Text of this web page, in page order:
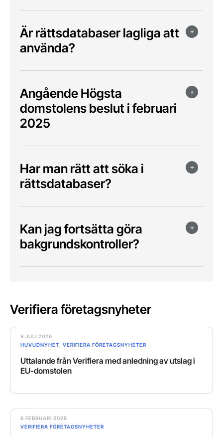
Är rättsdatabaser lagliga att
använda?
Angående Högsta
domstolens beslut i februari
2025
Har man rätt att söka i
rättsdatabaser?
Kan jag fortsätta göra
bakgrundskontroller?
Verifiera företagsnyheter
9 JULI 2026
HUVUDNYHET
VERIFIERA FÖRETAGSNYHETER
Uttalande från Verifiera med anledning av utslag i
EU-domstolen
6 FEBRUARI 2026
VERIFIERA FÖRETAGSNYHETER